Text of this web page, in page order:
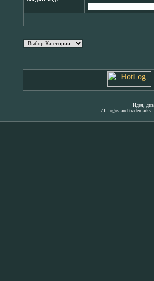
Идея,
All logos and trademarks